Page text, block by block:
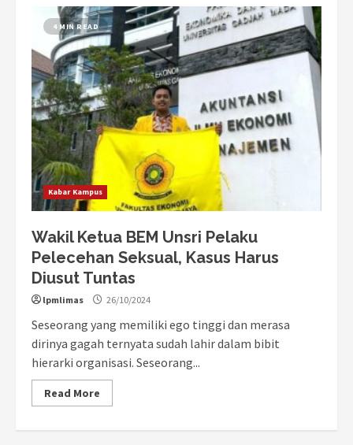
4 MIN READ
Kabar Kampus
Wakil Ketua BEM Unsri Pelaku
Pelecehan Seksual, Kasus Harus
Diusut Tuntas
lpmlimas 26/10/2024
Seseorang yang memiliki ego tinggi dan merasa
dirinya gagah ternyata sudah lahir dalam bibit
hierarki organisasi. Seseorang...
Read More